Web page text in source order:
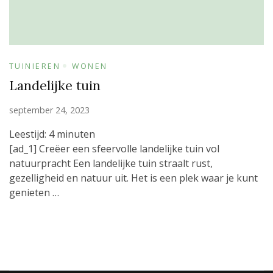
TUINIEREN WONEN
Landelijke tuin
september 24, 2023
Leestijd: 4 minuten
[ad_1] Creëer een sfeervolle landelijke tuin vol
natuurpracht Een landelijke tuin straalt rust,
gezelligheid en natuur uit. Het is een plek waar je kunt
genieten …